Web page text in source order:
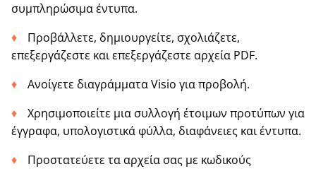
συμπληρώσιμα έντυπα.
Προβάλλετε, δημιουργείτε, σχολιάζετε,
επεξεργάζεστε και επεξεργάζεστε αρχεία PDF.
Ανοίγετε διαγράμματα Visio για προβολή.
Χρησιμοποιείτε μια συλλογή έτοιμων προτύπων για
έγγραφα, υπολογιστικά φύλλα, διαφάνειες και έντυπα.
Προστατεύετε τα αρχεία σας με κωδικούς